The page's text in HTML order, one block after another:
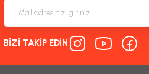
Ürün açıklamasında eksik bilgiler bulunuyor.
Ürün bilgilerinde hatalar bulunuyor.
Ürün fiyatı diğer sitelerden daha pahalı.
BİZİ TAKİP EDİN